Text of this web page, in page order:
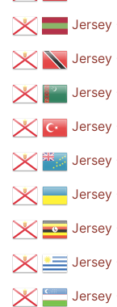
Jersey
Jersey
Jersey
Jersey
Jersey
Jersey
Jersey
Jersey
Jersey